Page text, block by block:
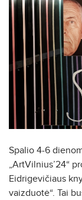
Spalio 4-6
„ArtVilnius’24“
Eidrigevičiaus
vaizduotė“. Tai